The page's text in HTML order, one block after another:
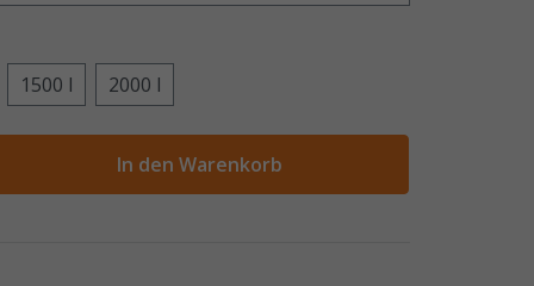
1500 l 2000 l
In den Warenkorb